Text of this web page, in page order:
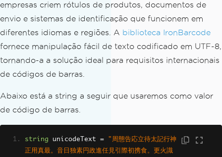
empresas criem rótulos de produtos, documentos de
envio e sistemas de identificação que funcionem em
diferentes idiomas e regiões. A biblioteca IronBarcode
fornece manipulação fácil de texto codificado em UTF-8,
tornando-a a solução ideal para requisitos internacionais
de códigos de barras.
Abaixo está a string a seguir que usaremos como valor
de código de barras.
string unicodeText =
"周態告応立待太記行神
正用真最。音日独素円政進任見引際初携食。更火識